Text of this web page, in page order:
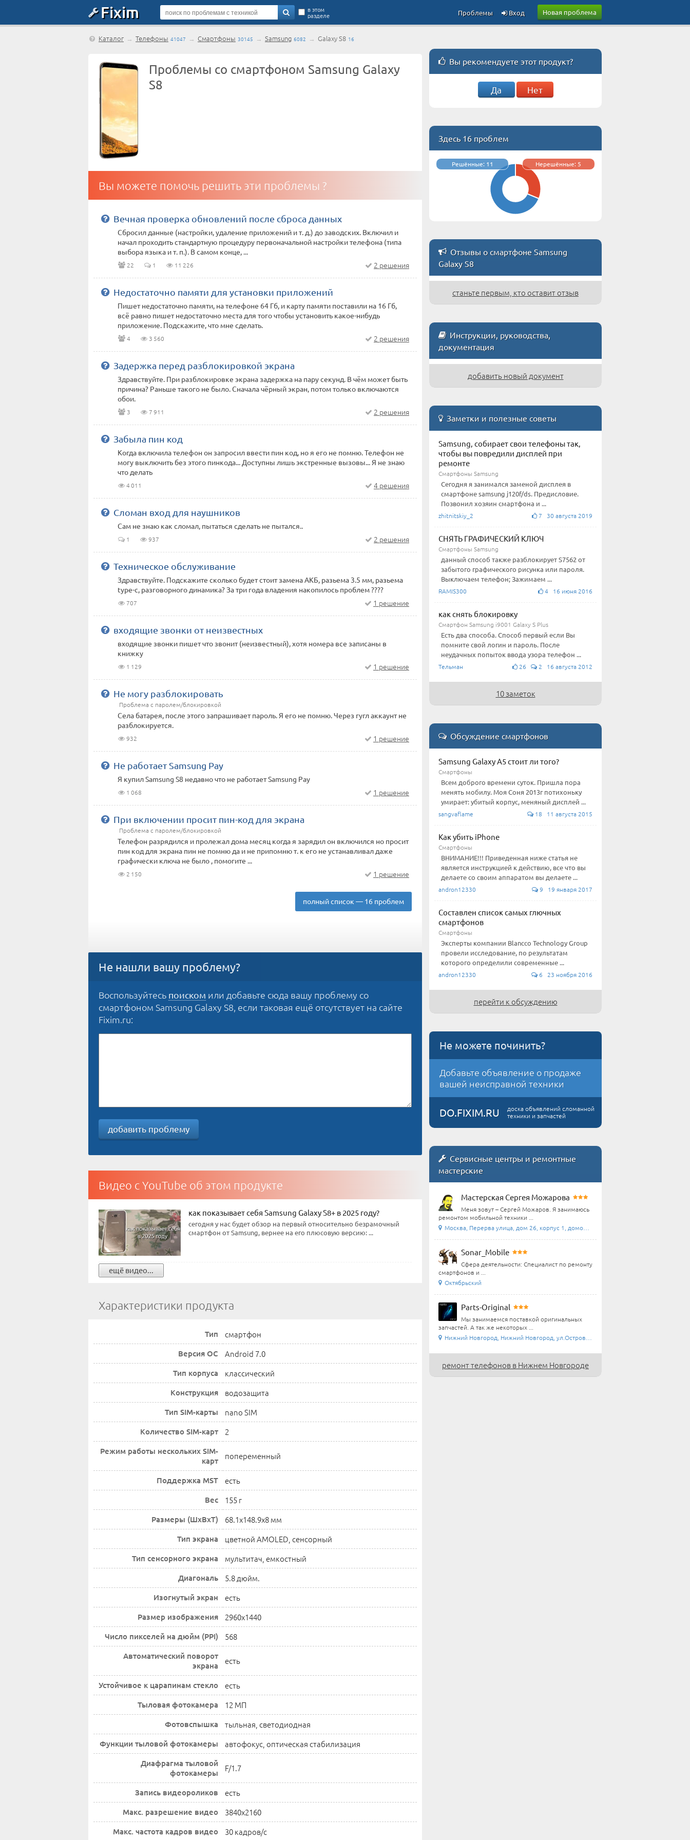
Fixim Новая проблема
в этом
разделе Вход
Проблемы
Каталог → Телефоны 41047 → Смартфоны 30145 → Samsung 6082 → Galaxy S8 16
Проблемы со смартфоном Samsung Galaxy
S8
Вы можете помочь решить эти проблемы ?
Вечная проверка обновлений после сброса данных
Сбросил данные (настройки, удаление приложений и т. д.) до заводских. Включил и
начал проходить стандартную процедуру первоначальной настройки телефона (типа
выбора языка и т. п.). В самом конце, ...
22 1 11 226 2 решения
Недостаточно памяти для установки приложений
Пишет недостаточно памяти, на телефоне 64 Гб, и карту памяти поставили на 16 Гб,
всё равно пишет недостаточно места для того чтобы установить какое-нибудь
приложение. Подскажите, что мне сделать.
4 3 560 2 решения
Задержка перед разблокировкой экрана
Здравствуйте. При разблокировке экрана задержка на пару секунд. В чём может быть
причина? Раньше такого не было. Сначала чёрный экран, потом только включаются
обои.
3 7 911 2 решения
Забыла пин код
Когда включила телефон он запросил ввести пин код, но я его не помню. Телефон не
могу выключить без этого пинкода... Доступны лишь экстренные вызовы... Я не знаю
что делать
4 011 4 решения
Сломан вход для наушников
Сам не знаю как сломал, пытаться сделать не пытался..
1 937 2 решения
Техническое обслуживание
Здравствуйте. Подскажите сколько будет стоит замена АКБ, разьема 3.5 мм, разьема
type-c, разговорного динамика? За три года владения накопилось проблем ????
707 1 решение
входящие звонки от неизвестных
входящие звонки пишет что звонит (неизвестный), хотя номера все записаны в
книжку
1 129 1 решение
Не могу разблокировать
Проблема с паролем/блокировкой
Села батарея, после этого запрашивает пароль. Я его не помню. Через гугл аккаунт не
разблокируется.
932 1 решение
Не работает Samsung Pay
Я купил Samsung S8 недавно что не работает Samsung Pay
1 068 1 решение
При включении просит пин-код для экрана
Проблема с паролем/блокировкой
Телефон разрядился и пролежал дома месяц когда я зарядил он включился но просит
пин код для экрана пин не помню да и не припомню т. к его не устанавливал даже
графически ключа не было , помогите ...
2 150 1 решение
полный список — 16 проблем
Не нашли вашу проблему?
Воспользуйтесь поиском или добавьте сюда вашу проблему со
смартфоном Samsung Galaxy S8, если таковая ещё отсутствует на сайте
Fixim.ru:
добавить проблему
Видео с YouTube об этом продукте
как показывает себя Samsung Galaxy S8+ в 2025 году?
сегодня у нас будет обзор на первый относительно безрамочный
смартфон от Samsung, вернее на его плюсовую версию: ...
ещё видео...
Характеристики продукта
Тип смартфон
Версия ОС Android 7.0
Тип корпуса классический
Конструкция водозащита
Тип SIM-карты nano SIM
Количество SIM-карт 2
Режим работы нескольких SIM-
карт
попеременный
Поддержка MST есть
Вес 155 г
Размеры (ШxВxТ) 68.1x148.9x8 мм
Тип экрана цветной AMOLED, сенсорный
Тип сенсорного экрана мультитач, емкостный
Диагональ 5.8 дюйм.
Изогнутый экран есть
Размер изображения 2960x1440
Число пикселей на дюйм (PPI) 568
Автоматический поворот
экрана
есть
Устойчивое к царапинам стекло есть
Тыловая фотокамера 12 МП
Фотовспышка тыльная, светодиодная
Функции тыловой фотокамеры автофокус, оптическая стабилизация
Диафрагма тыловой
фотокамеры
F/1.7
Запись видеороликов есть
Макс. разрешение видео 3840x2160
Макс. частота кадров видео 30 кадров/с
Вы рекомендуете этот продукт?
Да Нет
Здесь 16 проблем
Решённые: 11 Нерешённые: 5
Отзывы о смартфоне Samsung
Galaxy S8
станьте первым, кто оставит отзыв
Инструкции, руководства,
документация
добавить новый документ
Заметки и полезные советы
Samsung, собирает свои телефоны так,
чтобы вы повредили дисплей при
ремонте
Смартфоны Samsung
Сегодня я занимался заменой дисплея в
смартфоне samsung j120f/ds. Предисловие.
Позвонил хозяин смартфона и ...
zhitnitskiy_2 7 30 августа 2019
СНЯТЬ ГРАФИЧЕСКИЙ КЛЮЧ
Смартфоны Samsung
данный способ также разблокирует S7562 от
забытого графического рисунка или пароля.
Выключаем телефон; Зажимаем ...
RAMIS300 4 16 июня 2016
как снять блокировку
Смартфон Samsung i9001 Galaxy S Plus
Есть два способа. Способ первый если Вы
помните свой логин и пароль. После
неудачных попыток ввода узора телефон ...
Тельман 26 2 16 августа 2012
10 заметок
Обсуждение смартфонов
Samsung Galaxy A5 стоит ли того?
Смартфоны
Всем доброго времени суток. Пришла пора
менять мобилу. Моя Соня 2013г потихоньку
умирает: убитый корпус, меняный дисплей ...
sangvaflame 18 11 августа 2015
Как убить iPhone
Смартфоны
ВНИМАНИЕ!!! Приведенная ниже статья не
является инструкцией к действию, все что вы
делаете со своим аппаратом вы делаете ...
andron12330 9 19 января 2017
Составлен список самых глючных
смартфонов
Смартфоны
Эксперты компании Blancco Technology Group
провели исследование, по результатам
которого определили современные ...
andron12330 6 23 ноября 2016
перейти к обсуждению
Не можете починить?
Добавьте объявление о продаже
вашей неисправной техники
DO.FIXIM.RU
доска объявлений сломанной
техники и запчастей
Сервисные центры и ремонтные
мастерские
Мастерская Сергея Можарова
Меня зовут – Сергей Можаров. Я занимаюсь
ремонтом мобильной техники ...
Москва, Перерва улица, дом 26, корпус 1, домофон ...
Sonar_Mobile
Сфера деятельности: Специалист по ремонту
смартфонов и ...
Октябрьский
Parts-Original
Мы занимаемся поставкой оригинальных
запчастей. А так же некоторых ...
Нижний Новгород, Нижний Новгород, ул.Островского ...
ремонт телефонов в Нижнем Новгороде